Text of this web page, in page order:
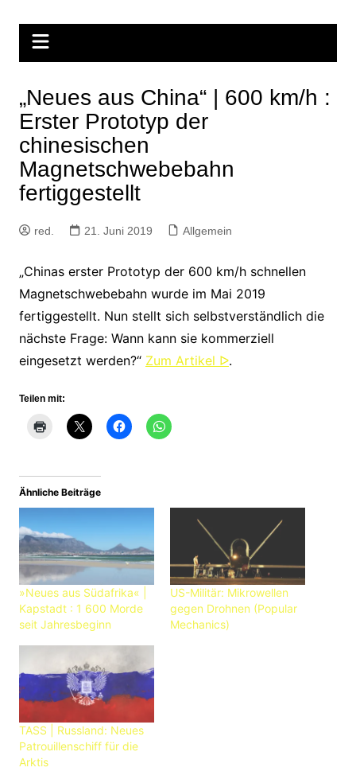
springen
„Neues aus China“ | 600 km/h :
Erster Prototyp der
chinesischen
Magnetschwebebahn
fertiggestellt
red. 21. Juni 2019 Allgemein
„Chinas erster Prototyp der 600 km/h schnellen
Magnetschwebebahn wurde im Mai 2019
fertiggestellt. Nun stellt sich selbstverständlich die
nächste Frage: Wann kann sie kommerziell
eingesetzt werden?“ Zum Artikel ᐅ.
Teilen mit:
Ähnliche Beiträge
»Neues aus Südafrika« |
Kapstadt : 1 600 Morde
seit Jahresbeginn
US-Militär: Mikrowellen
gegen Drohnen (Popular
Mechanics)
TASS | Russland: Neues
Patrouillenschiff für die
Arktis